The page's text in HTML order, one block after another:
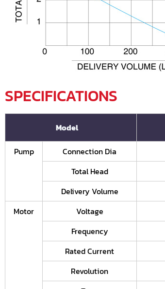
SPECIFICATIONS
Model
Pump Connection Dia
Total Head
Delivery Volume
Motor
Voltage
Frequency
Rated Current
Revolution